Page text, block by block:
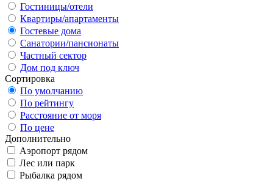
Гостиницы/отели
Квартиры/апартаменты
Гостевые дома
Санатории/пансионаты
Частный сектор
Дом под ключ
Сортировка
По умолчанию
По рейтингу
Расстояние от моря
По цене
Дополнительно
Аэропорт рядом
Лес или парк
Рыбалка рядом